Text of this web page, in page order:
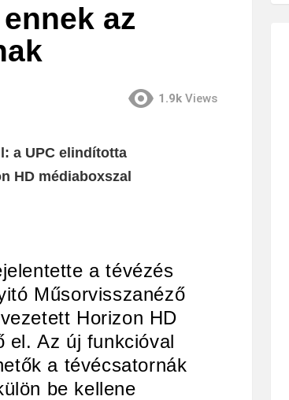
az
1.9k Views
a UPC elindította
HD médiaboxszal
a tévézés
Műsorvisszanéző
Horizon HD
el. Az új funkcióval
a tévécsatornák
be kellene